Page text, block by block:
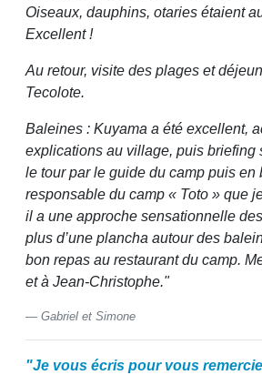
Oiseaux, dauphins, otaries étaient
Excellent !
Au retour, visite des plages et
Tecolote.
Baleines : Kuyama a été excellent,
explications au village, puis briefing
le tour par le guide du camp puis en
responsable du camp « Toto » que
il a une approche sensationnelle
plus d’une plancha autour des
bon repas au restaurant du camp.
et à Jean-Christophe."
Gabriel et Simone
"Je vous écris pour vous